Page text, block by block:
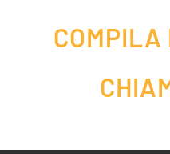
COMPILA